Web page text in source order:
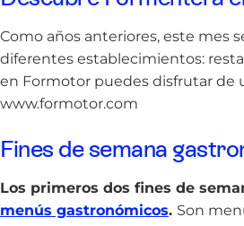
Como años anteriores, este mes
diferentes establecimientos:
en Formotor puedes disfrutar de
www.formotor.com
Fines de semana
Los primeros dos fines de
menús gastronómicos. Son